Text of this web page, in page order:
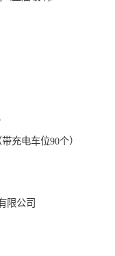
充电车位90个）
限公司